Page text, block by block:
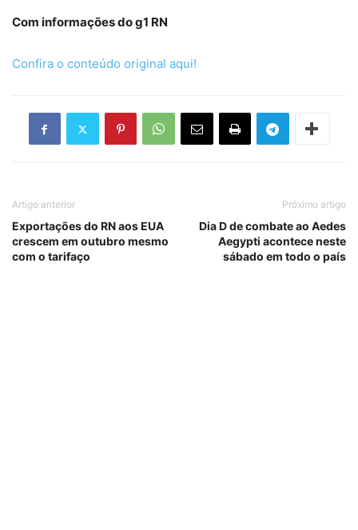
Com informações do g1 RN
Confira o conteúdo original aqui!
Artigo anterior
Exportações do RN aos EUA
crescem em outubro mesmo
com o tarifaço
Próximo artigo
Dia D de combate ao Aedes
Aegypti acontece neste
sábado em todo o país